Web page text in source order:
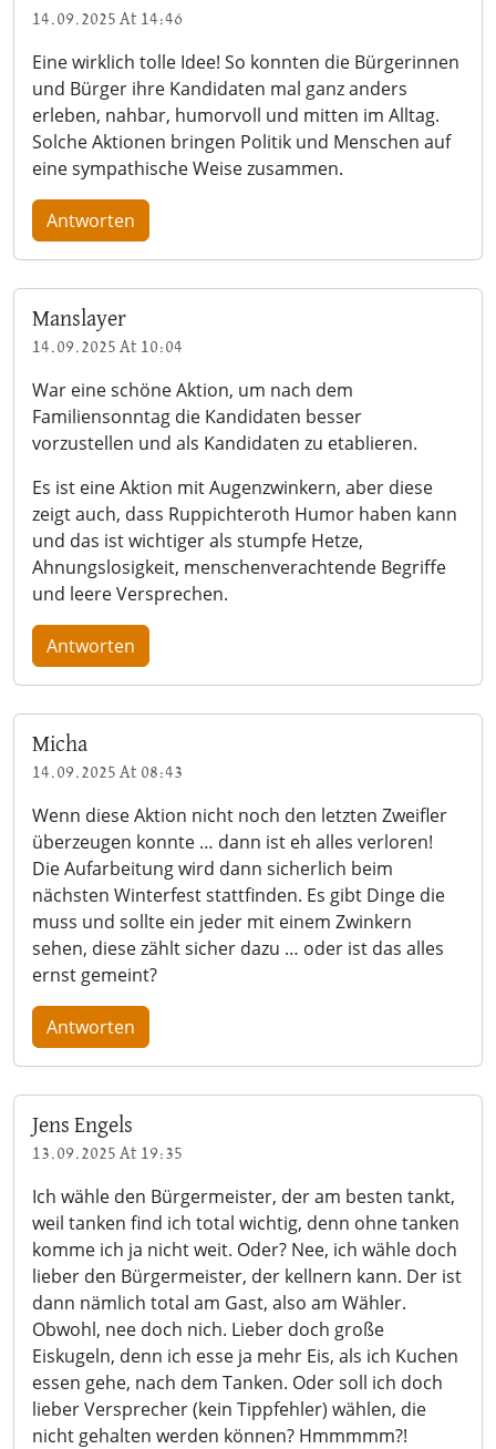
14.09.2025 At 14:46
Eine wirklich tolle Idee! So konnten die Bürgerinnen
und Bürger ihre Kandidaten mal ganz anders
erleben, nahbar, humorvoll und mitten im Alltag.
Solche Aktionen bringen Politik und Menschen auf
eine sympathische Weise zusammen.
Antworten
Manslayer
14.09.2025 At 10:04
War eine schöne Aktion, um nach dem
Familiensonntag die Kandidaten besser
vorzustellen und als Kandidaten zu etablieren.
Es ist eine Aktion mit Augenzwinkern, aber diese
zeigt auch, dass Ruppichteroth Humor haben kann
und das ist wichtiger als stumpfe Hetze,
Ahnungslosigkeit, menschenverachtende Begriffe
und leere Versprechen.
Antworten
Micha
14.09.2025 At 08:43
Wenn diese Aktion nicht noch den letzten Zweifler
überzeugen konnte … dann ist eh alles verloren!
Die Aufarbeitung wird dann sicherlich beim
nächsten Winterfest stattfinden. Es gibt Dinge die
muss und sollte ein jeder mit einem Zwinkern
sehen, diese zählt sicher dazu … oder ist das alles
ernst gemeint?
Antworten
Jens Engels
13.09.2025 At 19:35
Ich wähle den Bürgermeister, der am besten tankt,
weil tanken find ich total wichtig, denn ohne tanken
komme ich ja nicht weit. Oder? Nee, ich wähle doch
lieber den Bürgermeister, der kellnern kann. Der ist
dann nämlich total am Gast, also am Wähler.
Obwohl, nee doch nich. Lieber doch große
Eiskugeln, denn ich esse ja mehr Eis, als ich Kuchen
essen gehe, nach dem Tanken. Oder soll ich doch
lieber Versprecher (kein Tippfehler) wählen, die
nicht gehalten werden können? Hmmmmm?!